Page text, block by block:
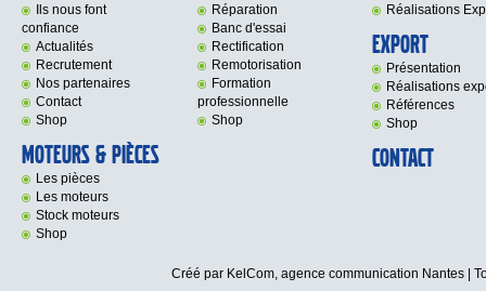
Ils nous font
confiance
Actualités
Recrutement
Nos partenaires
Contact
Shop
Moteurs & Pièces
Les pièces
Les moteurs
Stock moteurs
Shop
Réparation
Banc d'essai
Rectification
Remotorisation
Formation
professionnelle
Shop
Réalisations
Export
Présentation
Réalisations
Références
Shop
Contact
Créé par KelCom, agence communication Nantes |